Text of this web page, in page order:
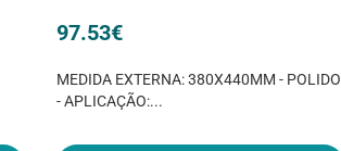
97.53€
MEDIDA EXTERNA: 380X440MM - POLIDO
- APLICAÇÃO:...